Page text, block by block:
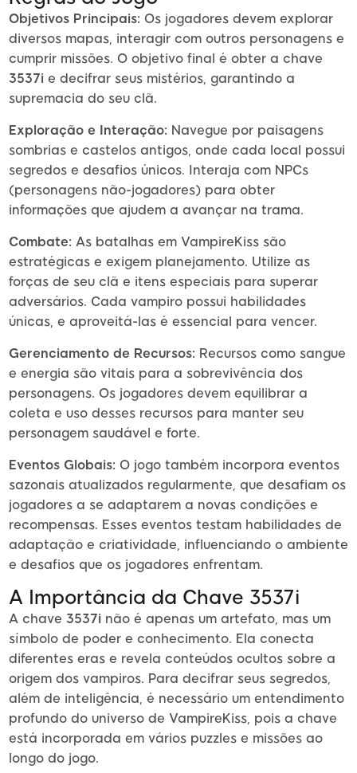
Objetivos Principais: Os jogadores devem explorar
diversos mapas, interagir com outros personagens e
cumprir missões. O objetivo final é obter a chave
3537i e decifrar seus mistérios, garantindo a
supremacia do seu clã.
Exploração e Interação: Navegue por paisagens
sombrias e castelos antigos, onde cada local possui
segredos e desafios únicos. Interaja com NPCs
(personagens não-jogadores) para obter
informações que ajudem a avançar na trama.
Combate: As batalhas em VampireKiss são
estratégicas e exigem planejamento. Utilize as
forças de seu clã e itens especiais para superar
adversários. Cada vampiro possui habilidades
únicas, e aproveitá-las é essencial para vencer.
Gerenciamento de Recursos: Recursos como sangue
e energia são vitais para a sobrevivência dos
personagens. Os jogadores devem equilibrar a
coleta e uso desses recursos para manter seu
personagem saudável e forte.
Eventos Globais: O jogo também incorpora eventos
sazonais atualizados regularmente, que desafiam os
jogadores a se adaptarem a novas condições e
recompensas. Esses eventos testam habilidades de
adaptação e criatividade, influenciando o ambiente
e desafios que os jogadores enfrentam.
A Importância da Chave 3537i
A chave 3537i não é apenas um artefato, mas um
símbolo de poder e conhecimento. Ela conecta
diferentes eras e revela conteúdos ocultos sobre a
origem dos vampiros. Para decifrar seus segredos,
além de inteligência, é necessário um entendimento
profundo do universo de VampireKiss, pois a chave
está incorporada em vários puzzles e missões ao
longo do jogo.